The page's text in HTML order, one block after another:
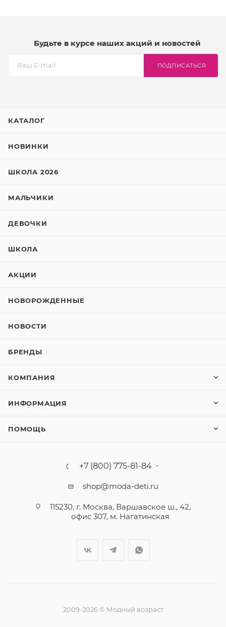
Будьте в курсе наших акций и новостей
ПОДПИСАТЬСЯ
КАТАЛОГ
НОВИНКИ
ШКОЛА 2026
МАЛЬЧИКИ
ДЕВОЧКИ
ШКОЛА
АКЦИИ
НОВОРОЖДЕННЫЕ
НОВОСТИ
БРЕНДЫ
КОМПАНИЯ
ИНФОРМАЦИЯ
ПОМОЩЬ
+7 (800) 775-81-84
shop@moda-deti.ru
115230, г. Москва, Варшавское ш., 42,
офис 307, м. Нагатинская
2009-2026 © Модный возраст